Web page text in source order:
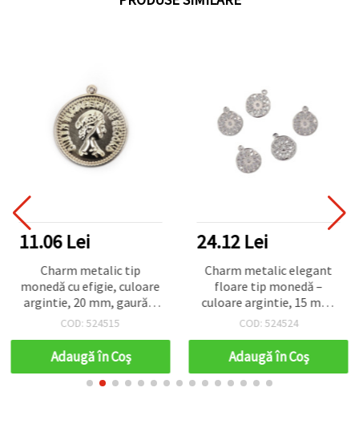
11.06 Lei
Charm metalic tip
monedă cu efigie, culoare
argintie, 20 mm, gaură 2
mm — 10 bucăți
COD: 524515
Adaugă în Coş
24.12 Lei
Charm metalic elegant
floare tip monedă –
culoare argintie, 15 mm,
orificiu 1,5 mm, set 50
COD: 524524
Adaugă în Coş